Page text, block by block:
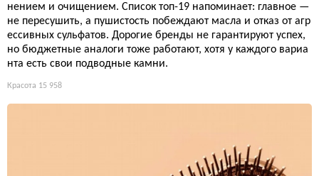
нением и очищением. Список топ-19 напоминает: главное —
не пересушить, а пушистость побеждают масла и отказ от агр
ессивных сульфатов. Дорогие бренды не гарантируют успех,
но бюджетные аналоги тоже работают, хотя у каждого вариа
нта есть свои подводные камни.
Красота 15 958